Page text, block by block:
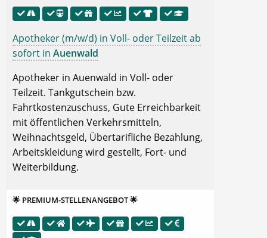
Apotheker (m/w/d) in Voll- oder Teilzeit ab
sofort in Auenwald
Apotheker in Auenwald in Voll- oder
Teilzeit. Tankgutschein bzw.
Fahrtkostenzuschuss, Gute Erreichbarkeit
mit öffentlichen Verkehrsmitteln,
Weihnachtsgeld, Übertarifliche Bezahlung,
Arbeitskleidung wird gestellt, Fort- und
Weiterbildung.
🌟 PREMIUM-STELLENANGEBOT 🌟